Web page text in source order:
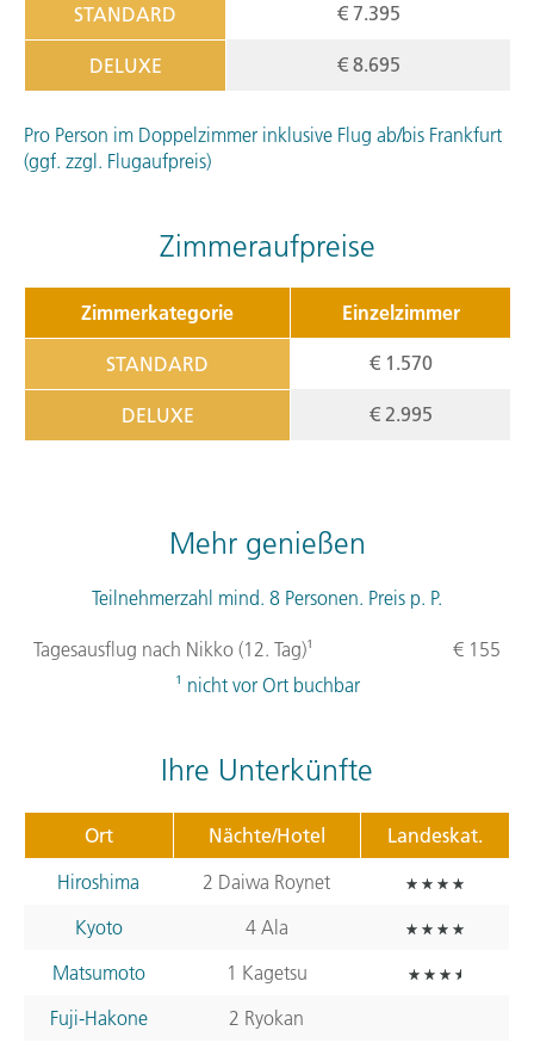
STANDARD € 7.395
DELUXE € 8.695
Pro Person im Doppelzimmer inklusive Flug ab/bis Frankfurt
(ggf. zzgl. Flugaufpreis)
Zimmeraufpreise
Zimmerkategorie Einzelzimmer
STANDARD € 1.570
DELUXE € 2.995
Mehr genießen
Teilnehmerzahl mind. 8 Personen. Preis p. P.
Tagesausflug nach Nikko (12. Tag)¹
€ 155
¹ nicht vor Ort buchbar
Ihre Unterkünfte
Ort Nächte/Hotel
Landeskat.
Hiroshima
2 Daiwa Roynet
Kyoto
4 Ala
Matsumoto
1 Kagetsu
Fuji-Hakone
2 Ryokan